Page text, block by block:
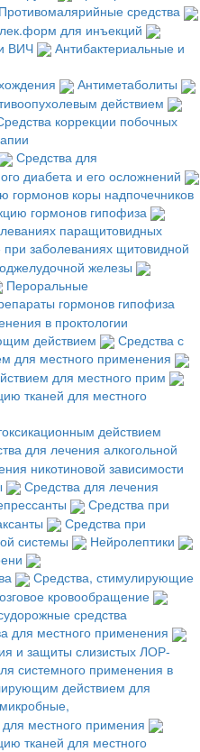
Противомалярийные средства
для инъекций
ВИЧ
Антибактериальные и
Антиметаболиты
действием
коррекции побочных
Средства для
диабета и его осложнений
гормонов коры надпочечников
гормонов гипофиза
паращитовидных
заболеваниях щитовидной
железы
Пероральные
гормонов гипофиза
в проктологии
действием
Средства с
для местного применения
для местного прим
тканей для местного
действием
для лечения алкогольной
никотиновой зависимости
Средства для лечения
Средства при
Средства при
системы
Нейролептики
Средства, стимулирующие
кровообращение
средства
для местного применения
и защиты слизистых ЛОР-
системного применения в
действием для
местного примения
тканей для местного